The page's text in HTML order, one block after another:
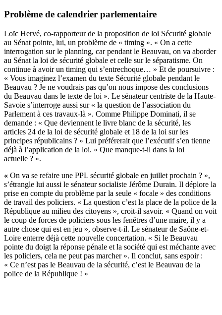
Problème de calendrier parlementaire
Loïc Hervé, co-rapporteur de la proposition de loi Sécurité globale
au Sénat pointe, lui, un problème de « timing ». « On a cette
interrogation sur le planning, car pendant le Beauvau, on va aborder
au Sénat la loi de sécurité globale et celle sur le séparatisme. On
continue à avoir un timing qui s’entrechoque… » Et de poursuivre :
« Vous imaginez l’examen du texte Sécurité globale pendant le
Beauvau ? Je ne voudrais pas qu’on nous impose des conclusions
du Beauvau dans le texte de loi ». Le sénateur centriste de la Haute-
Savoie s’interroge aussi sur « la question de l’association du
Parlement à ces travaux-là ». Comme Philippe Dominati, il se
demande : « Que deviennent le livre blanc de la sécurité, les
articles 24 de la loi de sécurité globale et 18 de la loi sur les
principes républicains ? » Lui préférerait que l’exécutif s’en tienne
déjà à l’application de la loi. « Que manque-t-il dans la loi
actuelle ? ».
« On va se refaire une PPL sécurité globale en juillet prochain ? »,
s’étrangle lui aussi le sénateur socialiste Jérôme Durain. Il déplore la
prise en compte du problème par la seule « focale » des conditions
de travail des policiers. « La question c’est la place de la police de la
République au milieu des citoyens », croit-il savoir. « Quand on voit
le coup de forces de policiers sous les fenêtres d’une maire, il y a
autre chose qui est en jeu », observe-t-il. Le sénateur de Saône-et-
Loire enterre déjà cette nouvelle concertation. « Si le Beauvau
pointe du doigt la réponse pénale et la société qui est méchante avec
les policiers, cela ne peut pas marcher ». Il conclut, sans espoir :
« Ce n’est pas le Beauvau de la sécurité, c’est le Beauvau de la
police de la République ! »